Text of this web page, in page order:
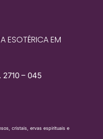
ESOTÉRICA EM
– 045
cristais, ervas espirituais e